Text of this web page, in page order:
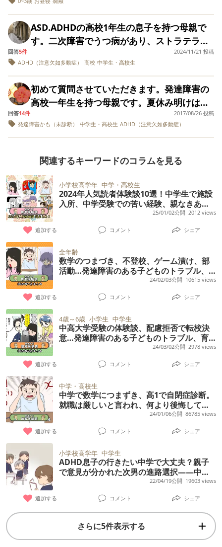
答えられる事もある、という感じです。 長期
の記憶力だけは人並みにあるみたいですが、
自分で考える力が皆無です。これをやったら
どうなるかという事が一切考えられません。
例えば傘を振り回しているのを注意したとし
ます。「なんで駄目なの？傘がガーンと壁に
当たって、折れて、◯◯ちゃん(自分)が怪我
をしちゃうから？！」と言いながら癇癪を起
こすのです。 人や物に当たったら危ない、と
いうのが理解できません。自分の事しか考え
られないのです。 こんな息子でも、たまーに
回路が繋がっているような事があるんです。
私が風邪を引いているのを少し心配してくれ
たり、全然話を聞いていないかと思っていた
ら、聞いて理解している事があったり。 病院
に相談したら、そんなに酷いなら精神の方で
手帳取ろうね、と言われました。 しかし、ど
う考えても普通級は無理そうです。ですが、
うちの自治体ではIQが境界知能以下でないと
支援級に入れず、情緒の支援級もありませ
ん。 例え情緒の支援級があっても、息子はつ
いていけないのではないかと思っています。
療育の少人数でも1人だけ全くついていけてな
かったからです。 皆さんのお子さんや、身の
回りの人で、こんな壊滅的な(失礼)状態から
大人になった方はいらっしゃいますか？ どの
ような大人になりましたか？ 知的に遅れがな
ければいつか考えられるようになるという話
を色々な方から聞きましたが、本当ですか？
それとも、ここまでだとまともに社会生活を
送るのは無理だったりしますか？ 家庭の方針
が全く決められず、困っています。
状況を本人に確認したり、気持ちを聞いたり
することはなく、先生に暴言を吐き、停学に
なり早く帰らされた日も2人はいつもと変わら
ずテレビを楽しそうに見ていました。停学は
なかったかのようでした。 今回、学校から、
した。IQ78で、ASDとAD HDがあるという診
断でした。高校との面談の中で、今まで特性
を指摘されたことはなかったのかと聞かれ、
夫から保育園年長時、小学校３年生、小学校
６年時の３回、個別支援級に勧められた話が
でもずっと様子見ということで、普通級でや
ってきました。夫はずっと早生まれだから周
りの子より少し成長が遅いだけだと訴えとお
り、今でもそうだと思っています。学校が今
回の心理検査の結果を受けて理解をしてくれ
る形で通うことができています。ただ、父親
は学校に対して、息子本人には結果を伝えな
いでくれというのと、周りの生徒にもわから
ないように特別な配慮はしないでくれとお願
いしたみたいです。他の子と違う対応はやめ
てくれということです。 学校からは外部のソ
ーシャルトレーニングなど受けることもお願
いされましたが、それはしていません。 父親
にとっても息子の困り事がなく、いつも穏や
かなため、学校で起こしてしまった事や特性
に対することが、全くなかったかのように薄
れていってしまう感じです。 高校２年生、そ
ろそろ進路について考えないといけない時期
になってきました。 大学に行くのか、それと
も就職するのか… 今までの学校生活は全部父
親が管理して大体は問題なくやってこれてい
る感じです。（父親に伝わってない部分でミ
スが出る部分は多々ありました）父親の言う
ことは他の人よりスーッと入るところがあり
ます。 ただ大学、就職、どちらにせよ、もう
親が管理するのは難しくなるのではないかな
と思っています。 息子本人は鈍感なタイプな
ので、本人ができないことが多くても、学校
での困り事、いづらさや、やりにくさは全く
が、本人の第一志望でしたし自分の興味のあ
い、入学しました。留年も本人の希望でし
た。今、転校の話をしていますが、本人はす
ごく嫌がり話もしたがりません。いまの学校
は大好きなんです。こんな状態で転校できる
のか。。。でもこのままで卒業まで行くのは
無理だと思います。定期テストの勉強が出来
ないこと、課題・提出物の管理が出来ないこ
と、はどこの学校に行っても困ると思いま
す。ドクターもカウンセラーもお手上げ状態
でこちらで聞いてみることにしました。似た
ような経験をおもちの方はおられませんか？
ず…) 支援級の担任の先生が結構厳しめという
かメリハリを大事にしているのか注意が多
く、、 泣いても味方になれないよ。冷静に話
そう。と指導を受けているようで、、 1年生
の時は学校にこれただけで偉いね〜から180
で、、２年生からは母とも離れて朝から下校
まで毎日頑張っていて、私としてはそれだけ
でもすごいと思ってしまうんですが、、 帰り
に担任から家でも厳しくしてください。泣け
ばなんでも許される、やってもらえると誤認
て言われてモヤモヤしかないというか、、 泣
けばやってもらえるとは娘も思ってない
し、、まずは寄り添ってから冷静に話しを聞
くとかでもいいのになって思ってしまうし…
学校で頑張っているぶん家では安心していて
ほしいし、、家でも厳しくしたら娘の居場所
は無くなると思うのですが、、 どうでしょう
か？
ツに戻ってしまいました。 元々、かたいタイ
プというのもありパンツを履かせてもずっと
我慢してしまいます。 夜間はそのおかげかパ
ンツで寝てもおもらしなしです。 さすがにオ
ムツもサイズアウトしかけているし、言葉も
わかるのでトイレ頑張ろうと声かけをして座
るところからチャレンジしていますが、座ら
ない！出ない！と嫌がる日も。 不安感が強く
完璧主義で失敗を怖がるのでそれもあるのか
れているように見えます。 昔おしっこはでき
ていたからできる力はあるはず… おしっこも
うんちもどう進めていくのが1番いいのかわか
りません。 うんちはオムツで決まった場所で
立ったままやっています。 病院では、本人が
困っていないからオムツが本当に困ったとな
るまで気長にいきましょうと言われました。
この時期、尿検査があるたびに焦って子供に
言ってしまいます… 同じような経験された方
や、アドバイスをいただきたいです。
が、先生がお話ししたら悪いと理解している
がありませんでした。集団生活もおくれてお
り、お友達とのやりとりもできていました。
小規模は全クラスで18人、2人に1人は保育士
さんがつくペースの配置でした。４月から新
しい大きな保育園に変わり、敷地も人数も倍
以上になりました。すると、部屋からの逃
亡、みんなと同じタイミングで行動ができな
い、お友達とやりとりができない、思い通り
にいかないと物を投げる、指示が通らない、
周りのざわざわした感じを不快に感じて不機
嫌になる、目が合わないなどがあり、保育園
から発達相談を進められました。発達相談で
は本人が緊張状態のため発達検査はできなか
ったが、環境の変化が大きい、なんらかの特
性はあるのではないかと言われました。最初
はショックでしたが、受け止め、療育を探し
ている段階なのですが、今日心が折れまし
た。私はフルタイムで働いているのですが、
職場に状況を伝え、しばらく午後休が続くこ
とと時短勤務にしたい旨を了承もらったので
すが、おなじ事務員の人にえっ、明日私も休
みたいんだけど。と言われました。うちの職
場は必ず事務が1人はいないと回らない状態で
す。４月はほぼ午後休もらっていて負担をか
けていたので、旦那にかわりにお迎えをお願
いすると、会議だから無理、15時迎えならま
だいけると。保育園になんとかお昼寝できな
くても15時までみてくれないかお願いするも
寝ない子を15時までみるほど人員がいない
と。いろんな人のことと状況を考えてどうし
ていいかわからなくなりました。せめてお昼
寝さえしてくれればと思ってしまいます。同
じような状況でお昼寝できるまで時間がかか
った人、お昼寝できるようになるためにやっ
たこと、お昼寝できるようになるまでの期間
どれくらいかかったか教えて欲しいです。
ASD.ADHDの高校1年生の息子を持つ母親で
す。二次障害でうつ病があり、ストラテラを
服用しているのですが、なかなか調整できず
にいます。 中学は3年間不登校で、高校は支
すが、気分が落ち込み、また学校に行けなく
なりました。親としては、学校から受けられ
る支援が有り難く、心強かったのに、このま
ま学校を辞めたら頼る場所が無くなると思う
落ち込み動けなくなる、やる気を感じないこ
の子を見ていると不安です。 いつも元気良く
話しかけるよう気を付けていますが、何度も
何度も落ち込み動けなくなるこの子を見てい
ると心が折れそうになります。 何かアドバイ
スを頂けないでしょうか。
回答5件
2024/11/21 投稿
ADHD（注意欠如多動症）
高校 中学生・高校生
初めて質問させていただきます。発達障害の
高校一年生を持つ母親です。夏休み明けは課
題テストがあるにも関わらず課題の勉強が出
来てません。テストをやらせようとすると、
一体何をやってるから分かりません。 大抵、
DSをやってます。高校生になり 全く手に負え
なくなってきました。一緒に勉強しないと無
理なのに やれば、一時間も座っていられませ
ん。昼間は仕事をしている為、確認も出来ま
せん。褒め言葉で行こうと私も心がけるので
すが、イライラする屁理屈ばかり並べて 結
局、ほったらかしにしてしまうか叱ってしま
います。 学校の授業は、聞いてノートにはき
ちんと メモしているが、全く勉強の成果が現
れていないと 担任には言われてしまいまし
た。 本人も勉強しなきゃ！と口だけは 意欲的
な事を言うのですが、全く口だけです。 それ
は、人を騙そうとしている訳ではなく 本人の
意思は、やろうとその場では思うのですが 結
果が伴わない感じです。 私自身もヘトヘト
で、もうほったらかしにしてしまおうと思い
ますが、ほったらかしにしたら 全くやらない
ので、怖くなり、つい注意してしまいます。
ADHDはあると思います。知的も薄っすらあ
るかも知れません。すぐに私と中学生の娘に
だけ攻撃的な事を言います。 しかしながら学
校では、いつもニコニコして大人しい子共に
なってます。 どうやったら少しでも自分に気
づいて 集中して勉強をやるでしょうか。 不安
で仕方ないです。 ★ありがとうございました
★ 皆さま。 本当にお一人お一人が、真剣に回
答して頂き、 始めての経験でした。こんなに
穏やかになれたのは久しぶりです。 ありがと
回答14件
2017/08/26 投稿
発達障害かも（未診断）
中学生・高校生 ADHD（注意欠如多動症）
関連するキーワードのコラムを見る
小学校高学年 中学・高校生
2024年人気読者体験談10選！中学生で施設
入所、中学受験での苦い経験、親なきあ
25/01/02公開 2012 views
追加する コメント シェア
全年齢
数学のつまづき、不登校、ゲーム漬け、部
活動…発達障害のある子どものトラブル、
みんなの経験を紹介します！【24年1月読者
体験談特集】
24/02/03公開 10615 views
追加する コメント シェア
4歳～6歳 小学生 中学生
中高大学受験の体験談、配慮拒否で転校決
意…発達障害のある子どものトラブル、育
児の悩み、みんなの経験をご紹介！【24年2
月読者体験談特集】
24/03/02公開 2978 views
追加する コメント シェア
中学・高校生
中学で数学につまずき、高1で自閉症診断。
就職は厳しいと言われ、何より後悔してい
24/01/06公開 86785 views
追加する コメント シェア
小学校高学年 中学生
ADHD息子の行きたい中学で大丈夫？親子
で意見が分かれた次男の進路選択――中学
時代いじめで不登校になった私の願い
22/04/19公開 19603 views
追加する コメント シェア
さらに5件表示する